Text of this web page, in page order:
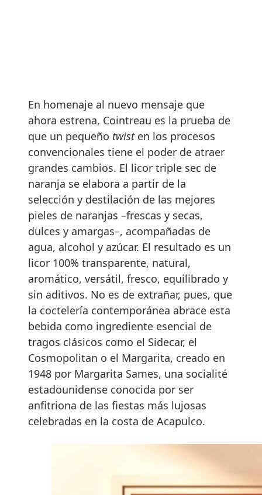
En homenaje al nuevo mensaje que
ahora estrena, Cointreau es la prueba de
que un pequeño twist en los procesos
convencionales tiene el poder de atraer
grandes cambios. El licor triple sec de
naranja se elabora a partir de la
selección y destilación de las mejores
pieles de naranjas –frescas y secas,
dulces y amargas–, acompañadas de
agua, alcohol y azúcar. El resultado es un
licor 100% transparente, natural,
aromático, versátil, fresco, equilibrado y
sin aditivos. No es de extrañar, pues, que
la coctelería contemporánea abrace esta
bebida como ingrediente esencial de
tragos clásicos como el Sidecar, el
Cosmopolitan o el Margarita, creado en
1948 por Margarita Sames, una socialité
estadounidense conocida por ser
anfitriona de las fiestas más lujosas
celebradas en la costa de Acapulco.